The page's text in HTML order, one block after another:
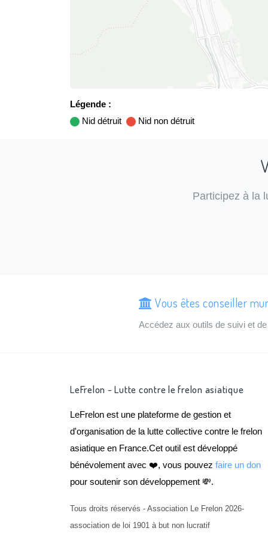
Légende :
Nid détruit
Nid non détruit
Participez à la
Vous êtes conseiller
Accédez aux outils de suivi et
LeFrelon - Lutte contre le frelon asiatique
LeFrelon est une plateforme de gestion et
d'organisation de la lutte collective contre le frelon
asiatique en France.Cet outil est développé
bénévolement avec ❤️, vous pouvez faire un don
pour soutenir son développement 💸.
Tous droits réservés - Association Le Frelon 2026-
association de loi 1901 à but non lucratif